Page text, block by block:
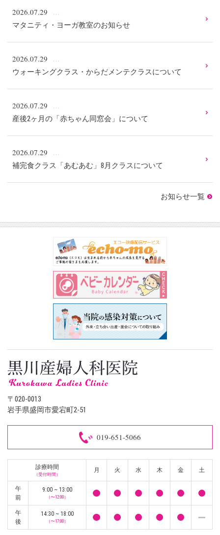
2026.07.29
マタニティ・ヨーガ教室のお知らせ
2026.07.29
ウォーキングクラス・からだメンテクラスについて
2026.07.29
産後2ヶ月の「赤ちゃん同窓会」について
2026.07.29
補完食クラス「あむあむ」8月クラスについて
お知らせ一覧
〒020-0013
岩手県盛岡市愛宕町2-51
019-651-5066
診療時間
（受付時間）
月 火 水 木 金 土
午
前
9:00 ~ 13:00
（〜12:00）
午
後
14:30 ~ 18:00
（〜17:00）